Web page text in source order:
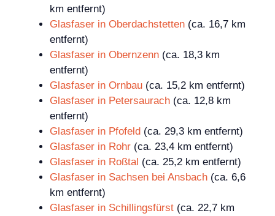
km entfernt)
Glasfaser in Oberdachstetten (ca. 16,7 km
entfernt)
Glasfaser in Obernzenn (ca. 18,3 km
entfernt)
Glasfaser in Ornbau (ca. 15,2 km entfernt)
Glasfaser in Petersaurach (ca. 12,8 km
entfernt)
Glasfaser in Pfofeld (ca. 29,3 km entfernt)
Glasfaser in Rohr (ca. 23,4 km entfernt)
Glasfaser in Roßtal (ca. 25,2 km entfernt)
Glasfaser in Sachsen bei Ansbach (ca. 6,6
km entfernt)
Glasfaser in Schillingsfürst (ca. 22,7 km